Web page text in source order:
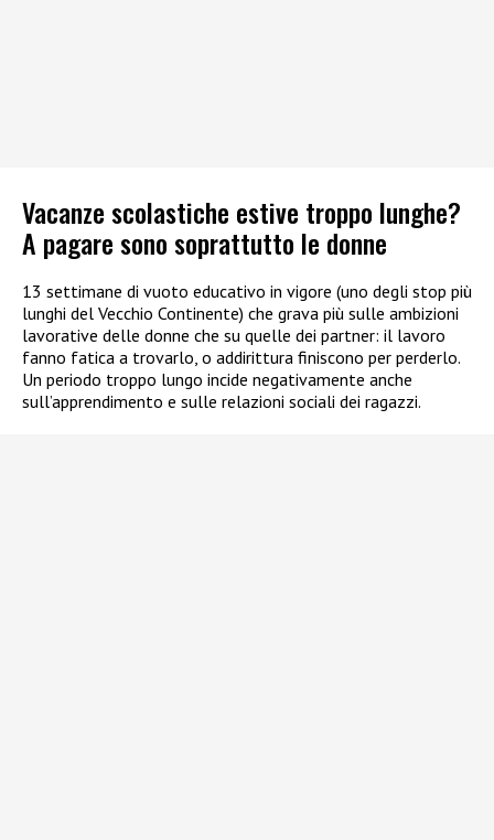
Vacanze scolastiche estive troppo lunghe?
A pagare sono soprattutto le donne
13 settimane di vuoto educativo in vigore (uno degli stop più
lunghi del Vecchio Continente) che grava più sulle ambizioni
lavorative delle donne che su quelle dei partner: il lavoro
fanno fatica a trovarlo, o addirittura finiscono per perderlo.
Un periodo troppo lungo incide negativamente anche
sull’apprendimento e sulle relazioni sociali dei ragazzi.